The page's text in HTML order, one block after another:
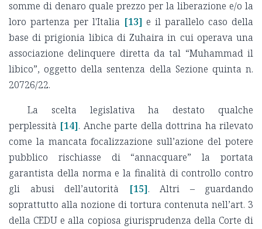
somme di denaro quale prezzo per la liberazione e/o la
loro partenza per l'Italia [13] e il parallelo caso della
base di prigionia libica di Zuhaira in cui operava una
associazione delinquere diretta da tal “Muhammad il
libico”, oggetto della sentenza della Sezione quinta n.
20726/22.
La scelta legislativa ha destato qualche
perplessità [14]. Anche parte della dottrina ha rilevato
come la mancata focalizzazione sull’azione del potere
pubblico rischiasse di “annacquare” la portata
garantista della norma e la finalità di controllo contro
gli abusi dell’autorità
[15]. Altri – guardando
soprattutto alla nozione di tortura contenuta nell’art. 3
della CEDU e alla copiosa giurisprudenza della Corte di